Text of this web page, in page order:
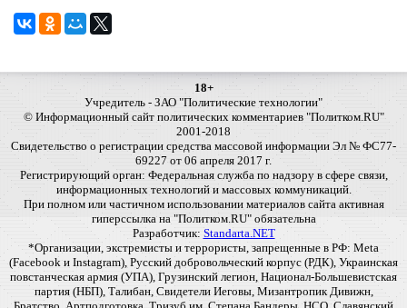
18+
Учредитель - ЗАО "Политические технологии"
© Информационный сайт политических комментариев "Политком.RU"
2001-2018
Свидетельство о регистрации средства массовой информации Эл № ФС77-
69227 от 06 апреля 2017 г.
Регистрирующий орган: Федеральная служба по надзору в сфере связи,
информационных технологий и массовых коммуникаций.
При полном или частичном использовании материалов сайта активная
гиперссылка на "Политком.RU" обязательна
Разработчик: Standarta.NET
*Организации, экстремисты и террористы, запрещенные в РФ: Meta
(Facebook и Instagram), Русский добровольческий корпус (РДК), Украинская
повстанческая армия (УПА), Грузинский легион, Национал-Большевистская
партия (НБП), Талибан, Свидетели Иеговы, Мизантропик Дивижн,